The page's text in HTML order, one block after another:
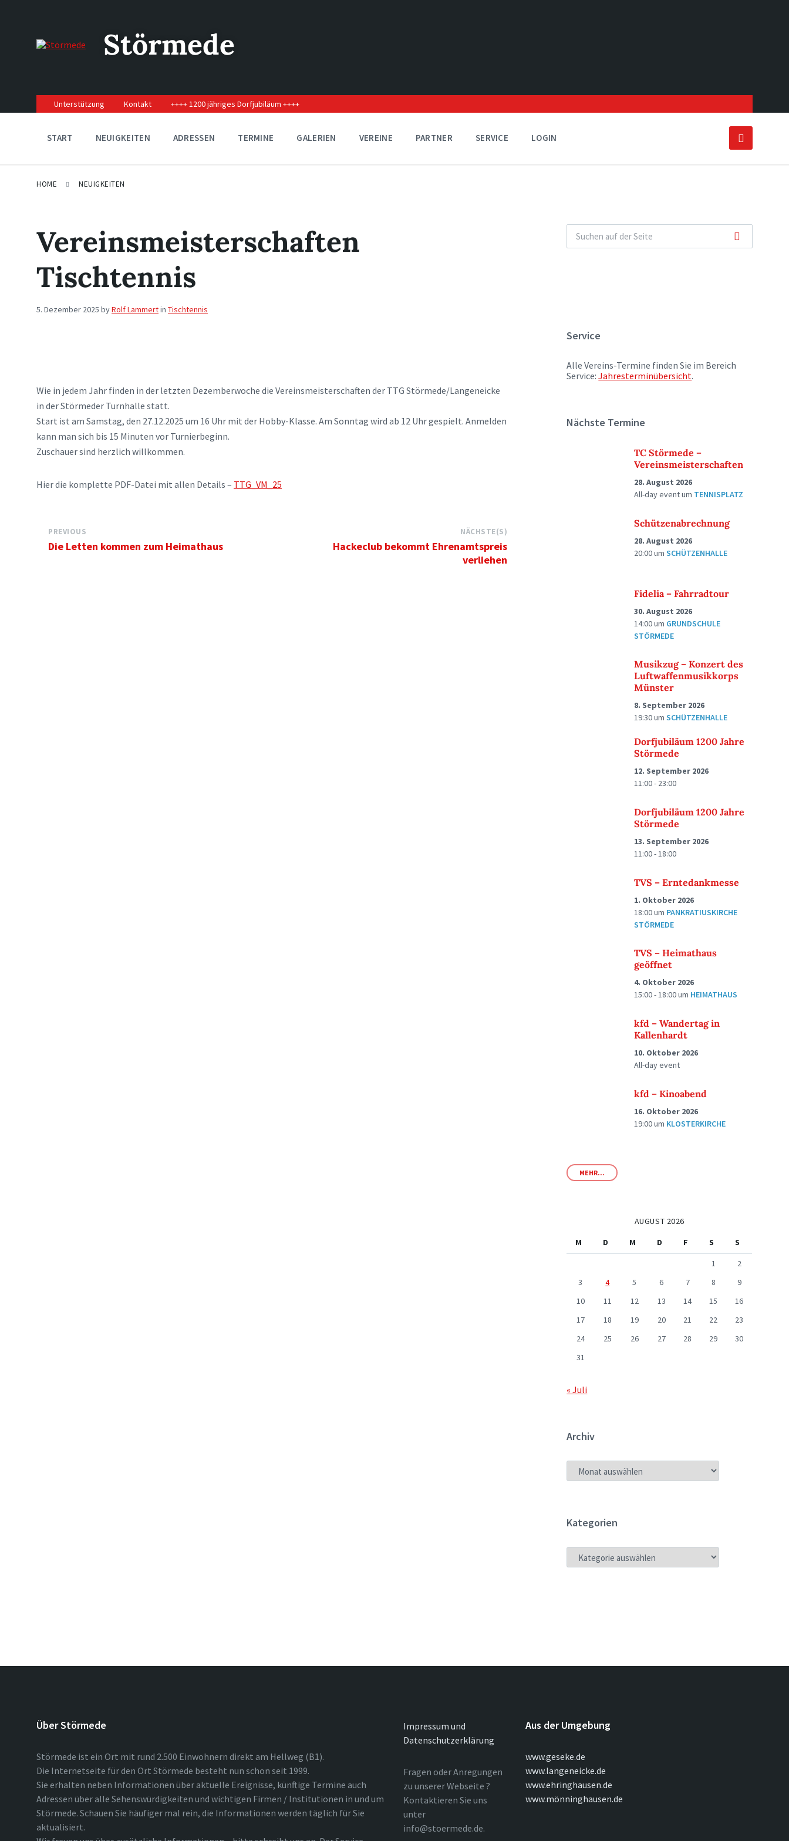
navigation
Störmede
Unterstützung Kontakt ++++ 1200 jähriges Dorfjubiläum ++++
START NEUIGKEITEN ADRESSEN TERMINE GALERIEN VEREINE PARTNER SERVICE LOGIN
HOME NEUIGKEITEN
Vereinsmeisterschaften
Tischtennis
5. Dezember 2025 byRolf Lammertin Tischtennis
Wie in jedem Jahr finden in der letzten Dezemberwoche die Vereinsmeisterschaften der TTG Störmede/Langeneicke
in der Störmeder Turnhalle statt.
Start ist am Samstag, den 27.12.2025 um 16 Uhr mit der Hobby-Klasse. Am Sonntag wird ab 12 Uhr gespielt. Anmelden
kann man sich bis 15 Minuten vor Turnierbeginn.
Zuschauer sind herzlich willkommen.
Hier die komplette PDF-Datei mit allen Details – TTG_VM_25
PREVIOUS
Die Letten kommen zum Heimathaus
NÄCHSTE(S)
Hackeclub bekommt Ehrenamtspreis
verliehen
Service
Alle Vereins-Termine finden Sie im Bereich
Service:Jahresterminübersicht.
Nächste Termine
TC Störmede –
Vereinsmeisterschaften
28. August 2026
All-day eventum TENNISPLATZ
Schützenabrechnung
28. August 2026
20:00umSCHÜTZENHALLE
Fidelia – Fahrradtour
30. August 2026
14:00um GRUNDSCHULE
STÖRMEDE
Musikzug – Konzert des
Luftwaffenmusikkorps
Münster
8. September 2026
19:30umSCHÜTZENHALLE
Dorfjubiläum 1200 Jahre
Störmede
12. September 2026
11:00 - 23:00
Dorfjubiläum 1200 Jahre
Störmede
13. September 2026
11:00 - 18:00
TVS – Erntedankmesse
1. Oktober 2026
18:00um PANKRATIUSKIRCHE
STÖRMEDE
TVS – Heimathaus
geöffnet
4. Oktober 2026
15:00 - 18:00um HEIMATHAUS
kfd – Wandertag in
Kallenhardt
10. Oktober 2026
All-day event
kfd – Kinoabend
16. Oktober 2026
19:00um KLOSTERKIRCHE
MEHR...
AUGUST 2026
M
D M D F S
S
1
2
3
4 5 6 7 8
9
10
11 12 13 14 15
16
17
18 19 20 21 22
23
24
25 26 27 28 29
30
31
« Juli
Archiv
ARCHIV
Kategorien
KATEGORIEN
Über Störmede
Störmede ist ein Ort mit rund 2.500 Einwohnern direkt am Hellweg (B1).
Die Internetseite für den Ort Störmede besteht nun schon seit 1999.
Sie erhalten neben Informationen über aktuelle Ereignisse, künftige Termine auch
Adressen über alle Sehenswürdigkeiten und wichtigen Firmen / Institutionen in und um
Störmede. Schauen Sie häufiger mal rein, die Informationen werden täglich für Sie
aktualisiert.
Impressum und
Datenschutzerklärung
Fragen oder Anregungen
zu unserer Webseite ?
Kontaktieren Sie uns
unter
info@stoermede.de.
Aus der Umgebung
www.geseke.de
www.langeneicke.de
www.ehringhausen.de
www.mönninghausen.de